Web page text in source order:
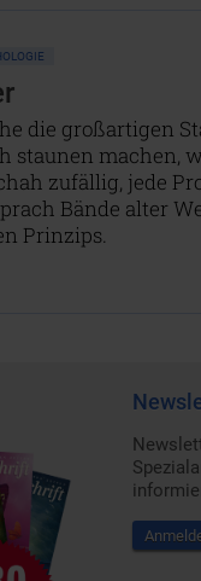
die großartigen
staunen machen,
zufällig, jede
Bände alter
Prinzips.